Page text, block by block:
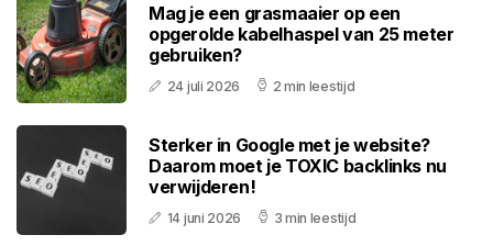
Mag je een grasmaaier op een
opgerolde kabelhaspel van 25 meter
gebruiken?
24 juli 2026 2 min leestijd
Sterker in Google met je website?
Daarom moet je TOXIC backlinks nu
verwijderen!
14 juni 2026 3 min leestijd